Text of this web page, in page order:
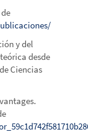
y del
desde
Ciencias